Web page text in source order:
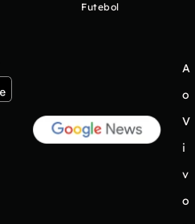
Futebol
A
o
V
i
v
o